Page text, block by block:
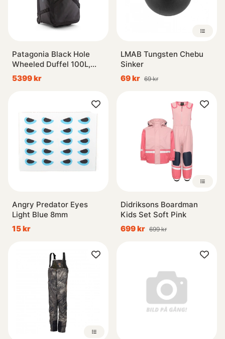
Patagonia Black Hole
Wheeled Duffel 100L,
BOB
5399 kr
LMAB Tungsten Chebu
Sinker
69 kr 69 kr
Angry Predator Eyes
Light Blue 8mm
15 kr
Didriksons Boardman
Kids Set Soft Pink
699 kr 699 kr